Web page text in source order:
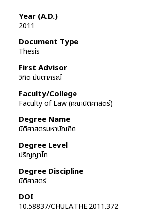
Year (A.D.)
2011
Document Type
Thesis
First Advisor
วิทิต มันตาภรณ์
Faculty/College
Faculty of Law (คณะนิติศาสตร์)
Degree Name
นิติศาสตรมหาบัณฑิต
Degree Level
ปริญญาโท
Degree Discipline
นิติศาสตร์
DOI
10.58837/CHULA.THE.2011.372